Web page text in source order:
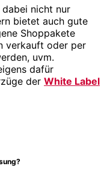
nicht nur
bietet auch gute
Shoppakete
verkauft oder per
uvm.
dafür
der White Label